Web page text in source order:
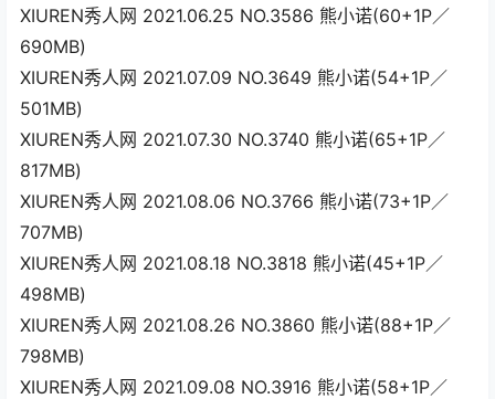
XIUREN秀人网 2021.06.25 NO.3586 熊小诺(60+1P／
690MB)
XIUREN秀人网 2021.07.09 NO.3649 熊小诺(54+1P／
501MB)
XIUREN秀人网 2021.07.30 NO.3740 熊小诺(65+1P／
817MB)
XIUREN秀人网 2021.08.06 NO.3766 熊小诺(73+1P／
707MB)
XIUREN秀人网 2021.08.18 NO.3818 熊小诺(45+1P／
498MB)
XIUREN秀人网 2021.08.26 NO.3860 熊小诺(88+1P／
798MB)
XIUREN秀人网 2021.09.08 NO.3916 熊小诺(58+1P／